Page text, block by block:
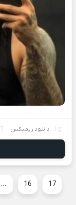
دانلود ریمیکس
… 16 17